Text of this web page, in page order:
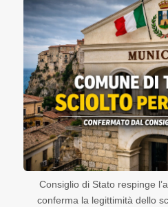
Consiglio di Stato respinge
conferma la legittimità dello